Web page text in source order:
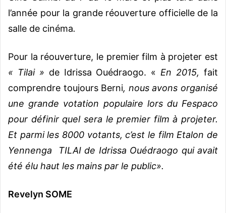
l’année pour la grande réouverture officielle de la
salle de cinéma.
Pour la réouverture, le premier film à projeter est
« Tilai » de Idrissa Ouédraogo. « En 2015,fait
comprendre toujours Berni, nous avons organisé
une grande votation populaire lors du Fespaco
pour définir quel sera le premier film à projeter.
Et parmi les 8000 votants, c’est le film Etalon de
Yennenga TILAI de Idrissa Ouédraogo qui avait
été élu haut les mains par le public».
Revelyn SOME